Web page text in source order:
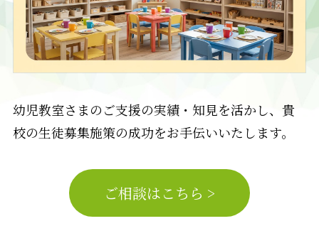
幼児教室さまのご支援の実績・知見を活かし、貴
校の生徒募集施策の成功をお手伝いいたします。
ご相談はこちら >